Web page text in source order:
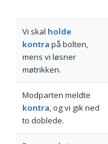
Vi skal holde
kontra på bolten,
mens vi løsner
møtrikken.
Modparten meldte
kontra, og vi gik ned
to doblede.